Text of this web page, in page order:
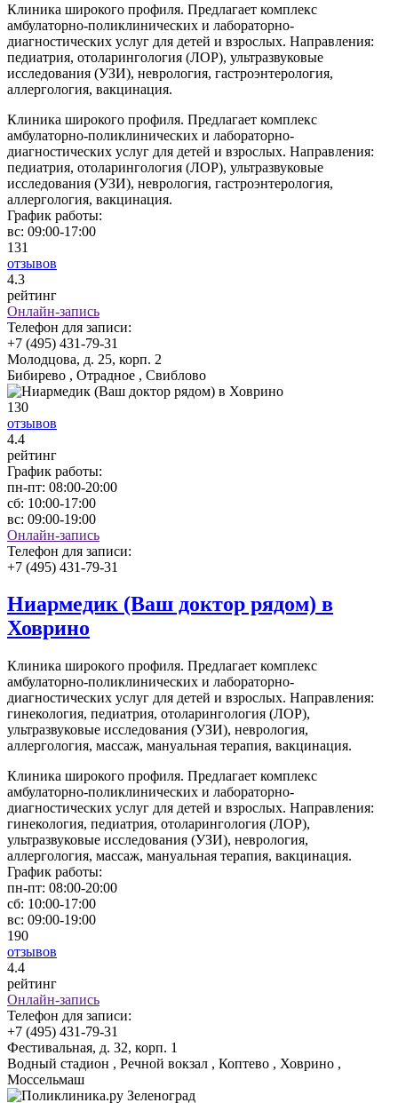
Клиника широкого профиля. Предлагает комплекс
амбулаторно-поликлинических и лабораторно-
диагностических услуг для детей и взрослых. Направления:
педиатрия, отоларингология (ЛОР), ультразвуковые
исследования (УЗИ), неврология, гастроэнтерология,
аллергология, вакцинация.
Клиника широкого профиля. Предлагает комплекс
амбулаторно-поликлинических и лабораторно-
диагностических услуг для детей и взрослых. Направления:
педиатрия, отоларингология (ЛОР), ультразвуковые
исследования (УЗИ), неврология, гастроэнтерология,
аллергология, вакцинация.
График работы:
вс: 09:00-17:00
131
отзывов
4.3
рейтинг
Онлайн-запись
Телефон для записи:
+7 (495) 431-79-31
Молодцова, д. 25, корп. 2
Бибирево , Отрадное , Свиблово
130
отзывов
4.4
рейтинг
График работы:
пн-пт: 08:00-20:00
сб: 10:00-17:00
вс: 09:00-19:00
Онлайн-запись
Телефон для записи:
+7 (495) 431-79-31
Ниармедик (Ваш доктор рядом) в
Ховрино
Клиника широкого профиля. Предлагает комплекс
амбулаторно-поликлинических и лабораторно-
диагностических услуг для детей и взрослых. Направления:
гинекология, педиатрия, отоларингология (ЛОР),
ультразвуковые исследования (УЗИ), неврология,
аллергология, массаж, мануальная терапия, вакцинация.
Клиника широкого профиля. Предлагает комплекс
амбулаторно-поликлинических и лабораторно-
диагностических услуг для детей и взрослых. Направления:
гинекология, педиатрия, отоларингология (ЛОР),
ультразвуковые исследования (УЗИ), неврология,
аллергология, массаж, мануальная терапия, вакцинация.
График работы:
пн-пт: 08:00-20:00
сб: 10:00-17:00
вс: 09:00-19:00
190
отзывов
4.4
рейтинг
Онлайн-запись
Телефон для записи:
+7 (495) 431-79-31
Фестивальная, д. 32, корп. 1
Водный стадион , Речной вокзал , Коптево , Ховрино ,
Моссельмаш